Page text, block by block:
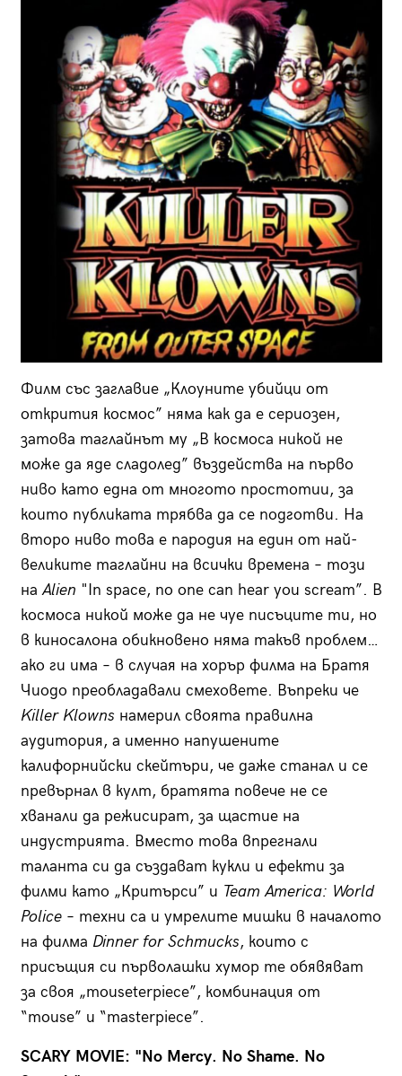
Филм със заглавие „Клоуните убийци от
открития космос” няма как да е сериозен,
затова таглайнът му „В космоса никой не
може да яде сладолед” въздейства на първо
ниво като една от многото простотии, за
които публиката трябва да се подготви. На
второ ниво това е пародия на един от най-
великите таглайни на всички времена – този
наAlien "In space, no one can hear you scream”. В
космоса никой може да не чуе писъците ти, но
в киносалона обикновено няма такъв проблем…
ако ги има – в случая на хорър филма на Братя
Чиодо преобладавали смеховете. Въпреки че
KillerKlowns намерил своята правилна
аудитория, а именно напушените
калифорнийски скейтъри, че даже станал и се
превърнал в култ, братята повече не се
хванали да режисират, за щастие на
индустрията. Вместо това впрегнали
таланта си да създават кукли и ефекти за
филми като „Критърси” и Team America: World
Police– техни са и умрелите мишки в началото
на филма Dinner for Schmucks, които с
присъщия си първолашки хумор те обявяват
за своя „mouseterpiece”, комбинация от
“mouse” и “masterpiece”.
SCARY MOVIE: "No Mercy. No Shame. No